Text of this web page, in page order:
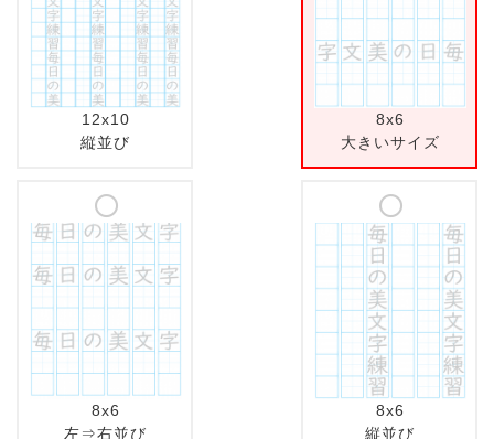
12x10
縦並び
8x6
大きいサイズ
8x6
左⇒右並び
8x6
縦並び